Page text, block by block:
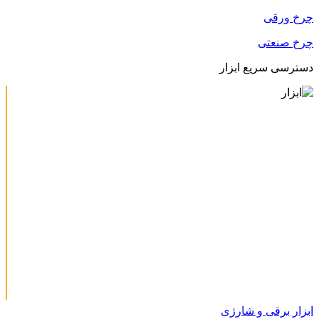
چرخ ورقی
چرخ صنعتی
دسترسی سریع ابزار
ابزار برقی و شارژی